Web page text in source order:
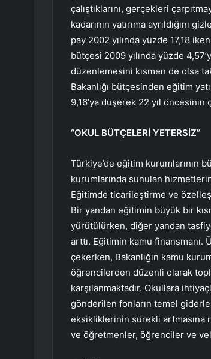
çalıştıklarını, gerçekleri
kadarının yatırıma ayrıldığını
pay 2002 yılında yüzde 17,18
bütçesi 2009 yılında yüzde
düzenlemesini kısmen de olsa
Bakanlığı bütçesinden eğitim
9,16’ya düşerek 22 yıl öncesinin
“OKUL BÜTÇELERİ YETERSİZ”
Türkiye’de eğitim kurumlarının
kurumlarında sunulan
Eğitimde ticarileştirme ve
Bir yandan eğitimin büyük bir
yürütülürken, diğer yandan
arttı. Eğitimin kamu finansmanı.
çekerken, Bakanlığın kamu
öğrencilerden düzenli olarak
karşılanmaktadır. Okullara
gönderilen fonların temel
eksikliklerinin sürekli artmasına
ve öğretmenler, öğrenciler ve